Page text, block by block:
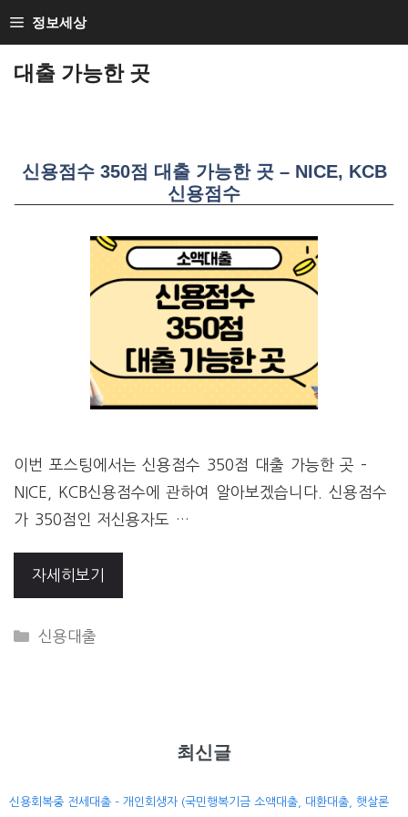
CONTENT
정보세상
대출 가능한 곳
신용점수 350점 대출 가능한 곳 – NICE, KCB
신용점수
이번 포스팅에서는 신용점수 350점 대출 가능한 곳 –
NICE, KCB신용점수에 관하여 알아보겠습니다. 신용점수
가 350점인 저신용자도 …
자세히보기
CATEGORIES
신용대출
최신글
신용회복중 전세대출 – 개인회생자 (국민행복기금 소액대출, 대환대출, 햇살론